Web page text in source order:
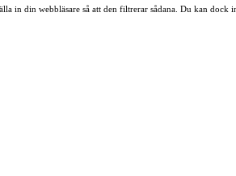
in din webbläsare så att den filtrerar sådana. Du kan dock